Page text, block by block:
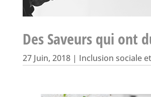
Des Saveurs qui ont
27 Juin, 2018| Inclusion sociale